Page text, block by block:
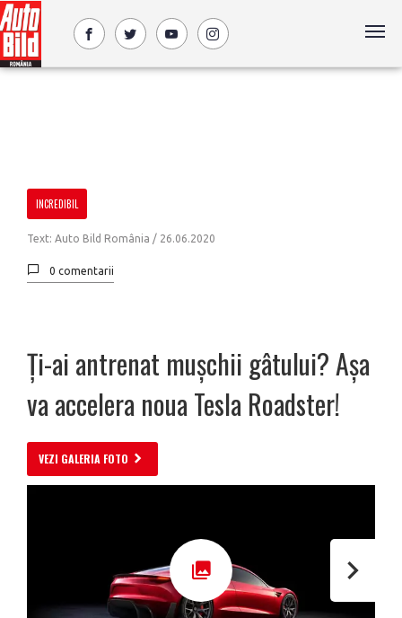
INCREDIBIL
Text: Auto Bild România / 26.06.2020
0 comentarii
Ți-ai antrenat mușchii gâtului? Așa
va accelera noua Tesla Roadster!
VEZI GALERIA FOTO